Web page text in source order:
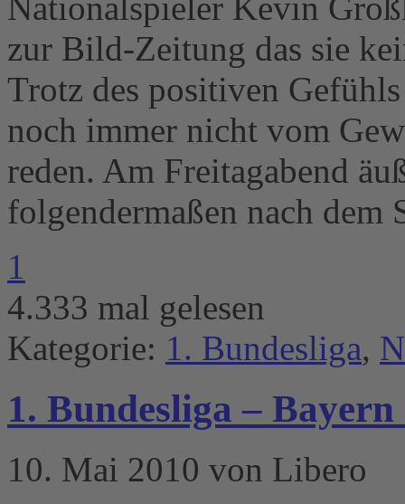
Nationalspieler Kevin
zur Bild-Zeitung das sie
Trotz des positiven
noch immer nicht vom
reden. Am Freitagabend
folgendermaßen nach dem
1
4.333 mal gelesen
Kategorie: 1. Bundesliga,
1. Bundesliga –
10. Mai 2010 von Libero